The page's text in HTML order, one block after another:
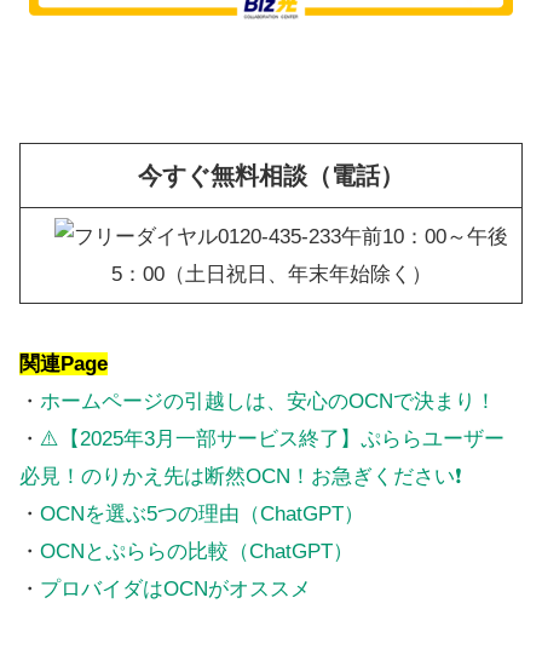
今すぐ無料相談（電話）
午前10：00～午後
5：00（土日祝日、年末年始除く）
関連Page
・ ホームページの引越しは、安心のOCNで決まり！
・ ⚠️【2025年3月一部サービス終了】ぷららユーザー
必見！のりかえ先は断然OCN！お急ぎください❗
・ OCNを選ぶ5つの理由（ChatGPT）
・ OCNとぷららの比較（ChatGPT）
・ プロバイダはOCNがオススメ